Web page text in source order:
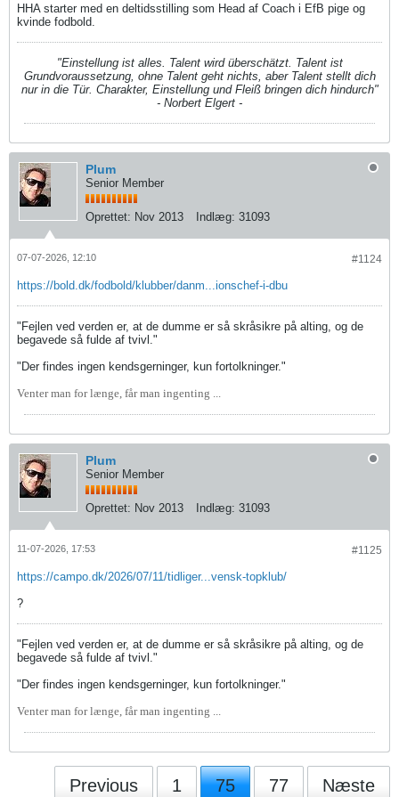
HHA starter med en deltidsstilling som Head af Coach i EfB pige og
kvinde fodbold.
"Einstellung ist alles. Talent wird überschätzt. Talent ist
Grundvoraussetzung, ohne Talent geht nichts, aber Talent stellt dich
nur in die Tür. Charakter, Einstellung und Fleiß bringen dich hindurch"
- Norbert Elgert -
Plum
Senior Member
Oprettet: Nov 2013 Indlæg: 31093
#1124
07-07-2026, 12:10
https://bold.dk/fodbold/klubber/danm...ionschef-i-dbu
"Fejlen ved verden er, at de dumme er så skråsikre på alting, og de
begavede så fulde af tvivl."
"Der findes ingen kendsgerninger, kun fortolkninger."
Venter man for længe, får man ingenting ...
Plum
Senior Member
Oprettet: Nov 2013 Indlæg: 31093
#1125
11-07-2026, 17:53
https://campo.dk/2026/07/11/tidliger...vensk-topklub/
?
"Fejlen ved verden er, at de dumme er så skråsikre på alting, og de
begavede så fulde af tvivl."
"Der findes ingen kendsgerninger, kun fortolkninger."
Venter man for længe, får man ingenting ...
Previous 1 75 77 Næste